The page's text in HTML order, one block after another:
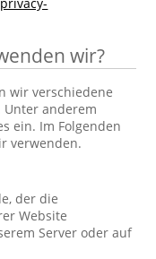
wir?
wir verschiedene
Unter anderem
ein. Im Folgenden
verwenden.
der die
Website
Server oder auf